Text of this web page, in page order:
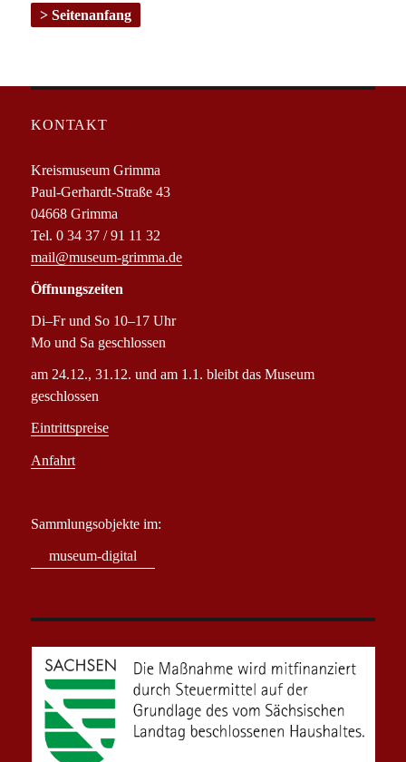
Seitenanfang
KONTAKT
Kreismuseum Grimma
Paul-Gerhardt-Straße 43
04668 Grimma
Tel. 0 34 37 / 91 11 32
mail@museum-grimma.de
Öffnungszeiten
Di–Fr und So 10–17 Uhr
Mo und Sa geschlossen
am 24.12., 31.12. und am 1.1. bleibt das Museum
geschlossen
Eintrittspreise
Anfahrt
Sammlungsobjekte im:
museum-digital